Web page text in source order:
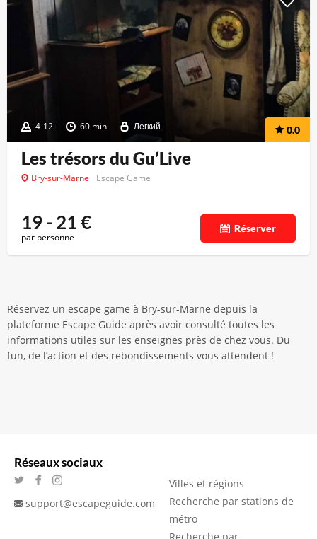
4-12 60 min Легкий 0.0
Les trésors du Gu’Live
Bry-sur-Marne Escape Game
19 - 21€
par personne
Réserver
Réservez un escape game à Bry-sur-Marne depuis la
plateforme Escape Guide après avoir consulté toutes les
informations utiles sur les enseignes près de chez vous. Du
fun, de l’action et des rebondissements vous attendent !
Réseaux sociaux
support@escapeguide.com
Villes et régions
Recherche par stations de
métro